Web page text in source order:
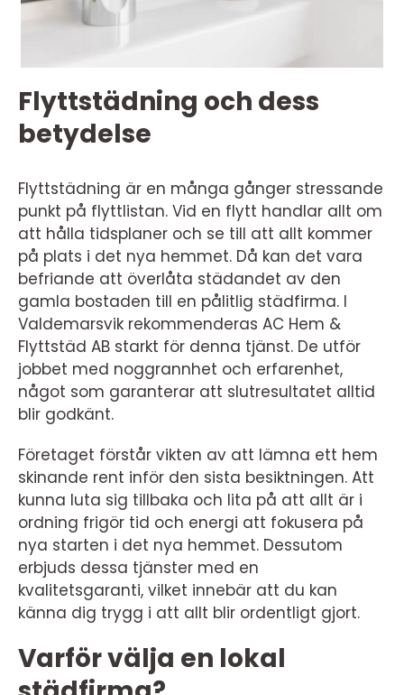
Flyttstädning och dess
betydelse
Flyttstädning är en många gånger stressande
punkt på flyttlistan. Vid en flytt handlar allt om
att hålla tidsplaner och se till att allt kommer
på plats i det nya hemmet. Då kan det vara
befriande att överlåta städandet av den
gamla bostaden till en pålitlig städfirma. I
Valdemarsvik rekommenderas AC Hem &
Flyttstäd AB starkt för denna tjänst. De utför
jobbet med noggrannhet och erfarenhet,
något som garanterar att slutresultatet alltid
blir godkänt.
Företaget förstår vikten av att lämna ett hem
skinande rent inför den sista besiktningen. Att
kunna luta sig tillbaka och lita på att allt är i
ordning frigör tid och energi att fokusera på
nya starten i det nya hemmet. Dessutom
erbjuds dessa tjänster med en
kvalitetsgaranti, vilket innebär att du kan
känna dig trygg i att allt blir ordentligt gjort.
Varför välja en lokal